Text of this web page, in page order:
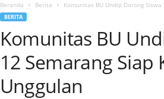
Beranda Berita Komunitas BU Undip Dorong
BERITA
Komunitas BU
12 Semarang Siap
Unggulan